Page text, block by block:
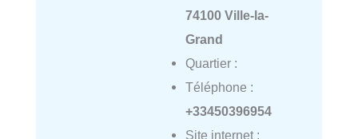
74100 Ville-la-
Grand
Quartier :
Téléphone :
+33450396954
Site internet :